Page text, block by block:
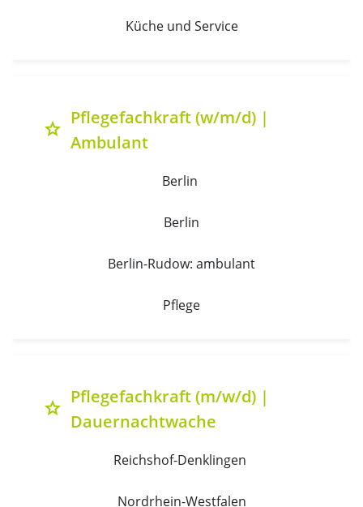
Küche und Service
grade
Pflegefachkraft (w/m/d) |
Ambulant
Berlin
Berlin
Berlin-Rudow: ambulant
Pflege
grade
Pflegefachkraft (m/w/d) |
Dauernachtwache
Reichshof-Denklingen
Nordrhein-Westfalen